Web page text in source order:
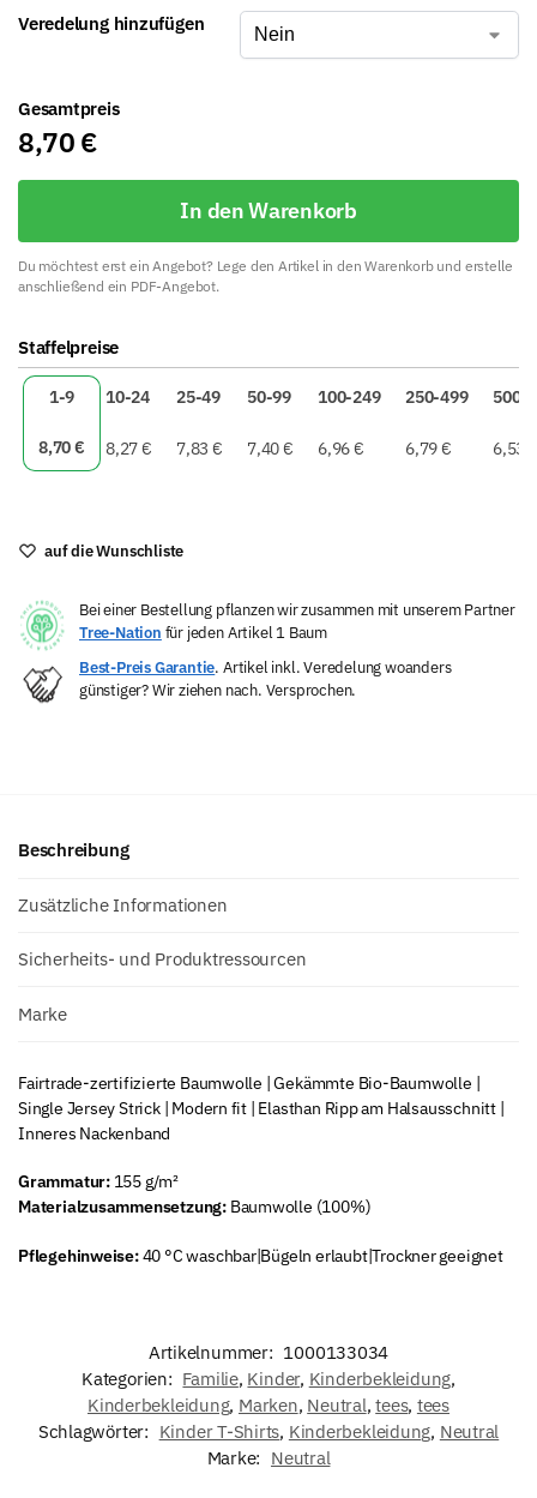
Veredelung hinzufügen
Gesamtpreis
8,70 €
In den Warenkorb
Du möchtest erst ein Angebot? Lege den Artikel in den Warenkorb und erstelle
anschließend ein PDF-Angebot.
l
t
v
:
Staffelpreise
1-9 10-24 25-49 50-99 100-249 250-499 500+
8,70€ 8,27€ 7,83 € 7,40€ 6,96€ 6,79€ 6,53
auf die Wunschliste
Bei einer Bestellung pflanzen wir zusammen mit unserem Partner
Tree-Nation für jeden Artikel 1 Baum
Best-Preis Garantie. Artikel inkl. Veredelung woanders
günstiger? Wir ziehen nach. Versprochen.
Beschreibung
Zusätzliche Informationen
Sicherheits- und Produktressourcen
Marke
Fairtrade-zertifizierte Baumwolle | Gekämmte Bio-Baumwolle |
Single Jersey Strick | Modern fit | Elasthan Ripp am Halsausschnitt |
Inneres Nackenband
Grammatur:155 g/m²
Materialzusammensetzung:Baumwolle (100%)
Pflegehinweise:40 °C waschbar|Bügeln erlaubt|Trockner geeignet
Artikelnummer: 1000133034
Kategorien: Familie, Kinder, Kinderbekleidung,
Kinderbekleidung, Marken, Neutral,tees, tees
Schlagwörter: Kinder T-Shirts, Kinderbekleidung, Neutral
Marke: Neutral